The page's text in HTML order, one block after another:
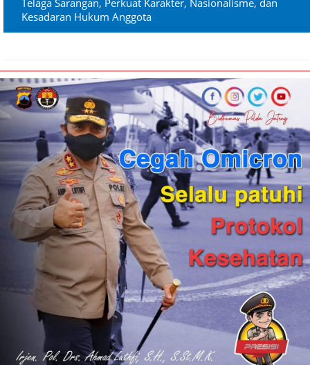
Telaga Sarangan, Perkuat Karakter, Nasionalisme, dan
Kesadaran Hukum Anggota